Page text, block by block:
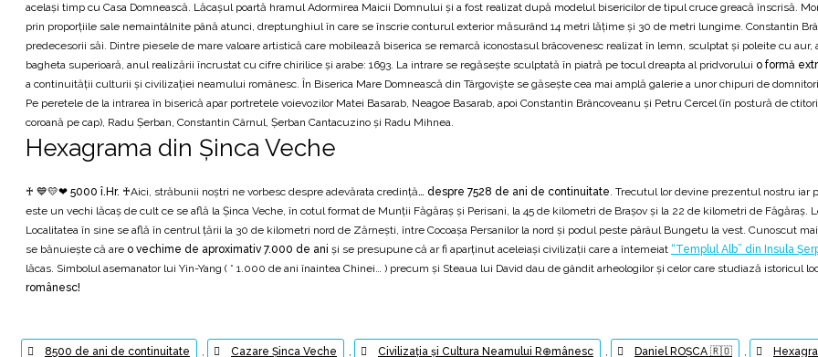
acelaşi timp cu Casa Domnească. Lăcaşul poartă hramul Adormirea Maicii Domnului şi a fost realizat după modelul bisericilor de tipul cruce greacă înscrisă.
prin proporţiile sale nemaintâlnite până atunci, dreptunghiul în care se înscrie conturul exterior măsurând 14 metri lăţime şi 30 de metri lungime. Constantin
predecesorii săi. Dintre piesele de mare valoare artistică care mobilează biserica se remarcă iconostasul brâcovenesc realizat în lemn, sculptat şi poleite cu
bagheta superioară, anul realizării încrustat cu cifre chirilice şi arabe: 1693. La intrare se regăsește sculptată în piatră pe tocul dreapta al pridvorului o formă
a continuității culturii și civilizației neamului românesc. În Biserica Mare Domnească din Târgovişte se găseşte cea mai amplă galerie a unor chipuri de
Pe peretele de la intrarea în biserică apar portretele voievozilor Matei Basarab, Neagoe Basarab, apoi Constantin Brâncoveanu şi Petru Cercel (în postură de
coroană pe cap), Radu Şerban, Constantin Cârnul, Şerban Cantacuzino şi Radu Mihnea.
Hexagrama din Şinca Veche
♰ 💙💛❤ 5000 î.Hr. ♰Aici, străbunii noştri ne vorbesc despre adevărata credinţă… despre 7528 de ani de continuitate. Trecutul lor devine prezentul nostru iar
este un vechi lăcaş de cult ce se află la Şinca Veche, în cotul format de Munţii Făgăraş şi Perisani, la 45 de kilometri de Braşov şi la 22 de kilometri de
Localitatea în sine se află în centrul ţării la 30 de kilometri nord de Zărneşti, între Cocoaşa Persanilor la nord şi podul peste pârâul Bungetu la vest. Cunoscut
se bănuieşte că are o vechime de aproximativ 7.000 de ani şi se presupune că ar fi aparţinut aceleiaşi civilizaţii care a întemeiat “Templul Alb” din Insula
lăcas. Simbolul asemanator lui Yin-Yang ( * 1.000 de ani înaintea Chinei… ) precum şi Steaua lui David dau de gândit arheologilor şi celor care studiază istoricul
românesc!
8500 de ani de continuitate , Cazare Șinca Veche , Civilizația și Cultura Neamului R⊕mânesc , Daniel ROȘCA 🇷🇴 ,